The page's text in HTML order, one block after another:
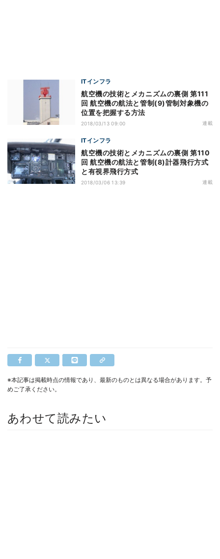
ITインフラ
航空機の技術とメカニズムの裏側 第111
回 航空機の航法と管制(9)管制対象機の
位置を把握する方法
2018/03/13 09:00 連載
ITインフラ
航空機の技術とメカニズムの裏側 第110
回 航空機の航法と管制(8)計器飛行方式
と有視界飛行方式
2018/03/06 13:39 連載
※本記事は掲載時点の情報であり、最新のものとは異なる場合があります。予
めご了承ください。
あわせて読みたい